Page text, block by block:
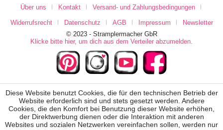
Über uns Kontakt Versand- und Zahlungsbedingungen
Widerrufsrecht Datenschutz AGB Impressum
Newsletter
© 2023 - Stramplermacher GbR
Klicke bitte hier, um dich aus dem Verteiler abzumelden.
Diese Website benutzt Cookies, die für den technischen Betrieb der
Website erforderlich sind und stets gesetzt werden. Andere
Cookies, die den Komfort bei Benutzung dieser Website erhöhen,
der Direktwerbung dienen oder die Interaktion mit anderen
Websites und sozialen Netzwerken vereinfachen sollen, werden nur